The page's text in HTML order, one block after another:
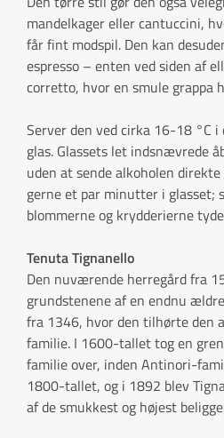
mandelkager eller cantuccini,
får fint modspil. Den kan
espresso – enten ved siden af
corretto, hvor en smule grappa
Server den ved cirka 16-18 °C
glas. Glassets let indsnævrede
uden at sende alkoholen
gerne et par minutter i glasset;
blommerne og krydderierne
Tenuta Tignanello
Den nuværende herregård fra
grundstenene af en endnu
fra 1346, hvor den tilhørte den
familie. I 1600-tallet tog en
familie over, inden Antinori-
1800-tallet, og i 1892 blev
af de smukkest og højest